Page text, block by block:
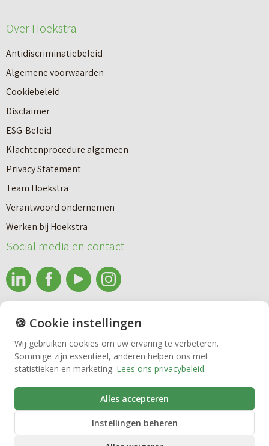
Nieuwbouw
Huren
Bedrijfsmakelaardij
Vastgoedbeheer
VvE beheer
n
n
a
a
r
e
e
n
n
i
e
u
o
w
e
u
Over Hoekstra
Antidiscriminatiebeleid
Algemene voorwaarden
Cookiebeleid
Disclaimer
ESG-Beleid
Klachtenprocedure algemeen
Privacy Statement
Team Hoekstra
Verantwoord ondernemen
Werken bij Hoekstra
Social media en contact
info@makelaardijhoekstra.nl
Alle contactgegevens
Bekijk de laatste nieuwsbrief van Makelaardij Hoekstra
Inschrijven nieuwsbrief Makelaardij Hoekstra
🍪 Cookie instellingen
Wij gebruiken cookies om uw ervaring te verbeteren.
Sommige zijn essentieel, anderen helpen ons met
statistieken en marketing. Lees ons privacybeleid.
Alles accepteren
Instellingen beheren